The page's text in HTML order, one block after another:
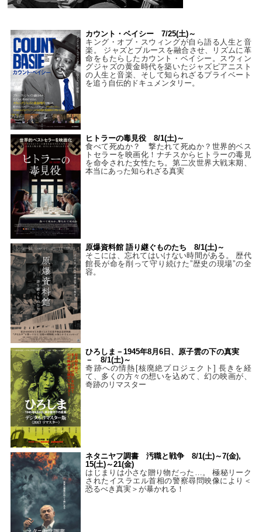
カウント・ベイシー 7/25(土)～
キング・オブ・スウィングが自ら語る人生と音
楽。 ジャズとブルースを融合させ、リズムに革
命をもたらしたカウント・ベイシー。スウィン
グジャズの黄金時代を築いたジャズピアニスト
の人生と音楽、そして知られざるプライベート
を追う自伝的ドキュメンタリー。
ヒトラーの毒見役 8/1(土)～
食べて死ぬか？ 撃たれて死ぬか？世界的ベス
トセラーを映画化！ナチスからヒトラーの毒見
を命令された女性たち。第二次世界大戦末期、
本当にあった知られざる真実
原爆資料館 語り継ぐものたち 8/1(土)～
そこには、忘れてはいけない時間がある。 歴代
館長が命を削って守り続けた”歴史の現場”の全
容。
ひろしま－1945年8月6日、原子雲の下の真実
－ 8/1(土)～
奇跡への情熱[核廃絶プロジェクト] 長きを経
て、多くの方々の想いを込めて、幻の映画が、
奇跡のリマスター
ネタニヤフ調書 汚職と戦争 8/1(土)～7(金),
15(土)～21(金)
はじまりは小さな贈り物だった…。 極秘リーク
されたイスラエル首相の警察尋問映像により＜
恐るべき真実＞が暴かれる！